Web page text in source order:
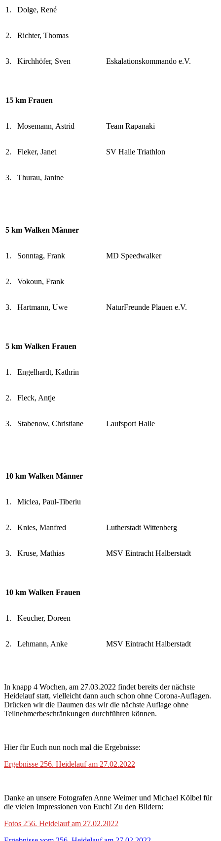
1. Dolge, René
2. Richter, Thomas
3. Kirchhöfer, Sven Eskalationskommando e.V.
15 km Frauen
1. Mosemann, Astrid Team Rapanaki
2. Fieker, Janet SV Halle Triathlon
3. Thurau, Janine
5 km Walken Männer
1. Sonntag, Frank MD Speedwalker
2. Vokoun, Frank
3. Hartmann, Uwe NaturFreunde Plauen e.V.
5 km Walken Frauen
1. Engelhardt, Kathrin
2. Fleck, Antje
3. Stabenow, Christiane Laufsport Halle
10 km Walken Männer
1. Miclea, Paul-Tiberiu
2. Knies, Manfred Lutherstadt Wittenberg
3. Kruse, Mathias MSV Eintracht Halberstadt
10 km Walken Frauen
1. Keucher, Doreen
2. Lehmann, Anke MSV Eintracht Halberstadt
In knapp 4 Wochen, am 27.03.2022 findet bereits der nächste
Heidelauf statt, vielleicht dann auch schon ohne Corona-Auflagen.
Drücken wir die Daumen das wir die nächste Auflage ohne
Teilnehmerbeschränkungen durchführen können.
Hier für Euch nun noch mal die Ergebnisse:
Ergebnisse 256. Heidelauf am 27.02.2022
Danke an unsere Fotografen Anne Weimer und Michael Kölbel für
die vielen Impressionen von Euch! Zu den Bildern:
Fotos 256. Heidelauf am 27.02.2022